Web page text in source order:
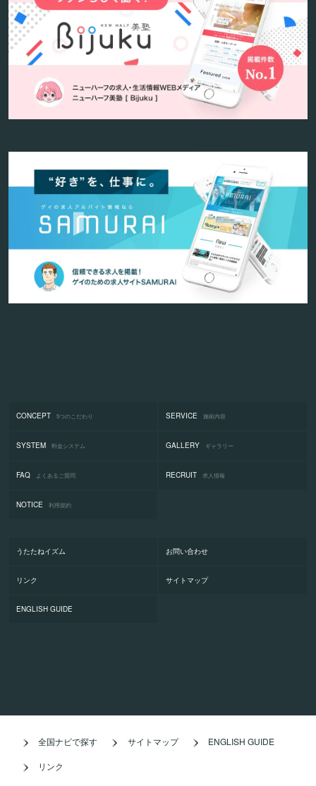
CONCEPT 5つのこだわり SERVICE 施術内容
SYSTEM 料金システム GALLERY ギャラリー
FAQ よくあるご質問 RECRUIT 求人情報
NOTICE 利用規約
うたたねイズム お問い合わせ
リンク サイトマップ
ENGLISH GUIDE
全国ナビで探す サイトマップ ENGLISH GUIDE
リンク